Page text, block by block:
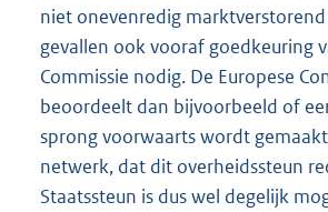
niet onevenredig marktverstorend
gevallen ook vooraf goedkeuring
Commissie nodig. De Europese
beoordeelt dan bijvoorbeeld of
sprong voorwaarts wordt
netwerk, dat dit overheidssteun
Staatssteun is dus wel degelijk